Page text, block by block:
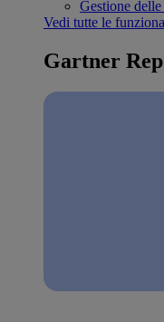
Gestione
Vedi tutte le
Gartner